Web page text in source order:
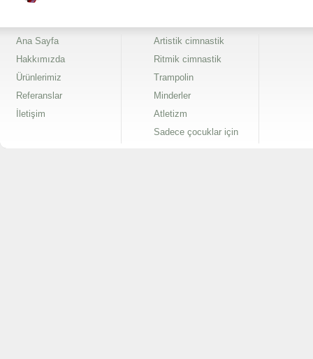
Ana Sayfa
Hakkımızda
Ürünlerimiz
Referanslar
İletişim
Artistik cimnastik
Ritmik cimnastik
Trampolin
Minderler
Atletizm
Sadece çocuklar için